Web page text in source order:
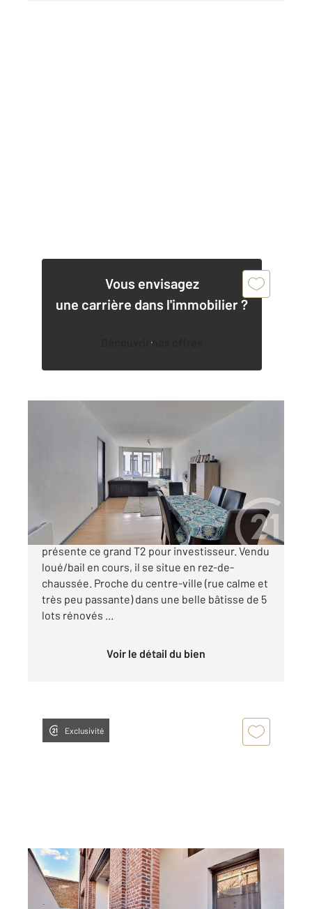
Vous envisagez
une carrière dans l'immobilier ?
Découvrir nos offres
, 2 pièces
Appartement F2 à vendre
124 800 €
L'agence Century 21 Les Weppes vous
présente ce grand T2 pour investisseur. Vendu
loué/bail en cours, il se situe en rez-de-
chaussée. Proche du centre-ville (rue calme et
très peu passante) dans une belle bâtisse de 5
lots rénovés ...
Voir le détail du bien
Exclusivité
TOURCOING 59
85,75 m2, 4 pièces
Ref : 836